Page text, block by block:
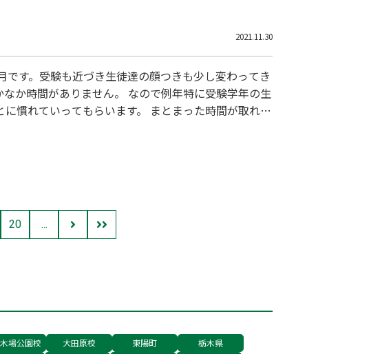
2021.11.30
す。受験も近づき生徒達の顔つきも少し変わってき
か時間がありません。 なので例年特に受験学年の生
慣れていってもらいます。 まとまった時間が取れる
20 ...
場公園校 大田原校 東陽町
栃木県